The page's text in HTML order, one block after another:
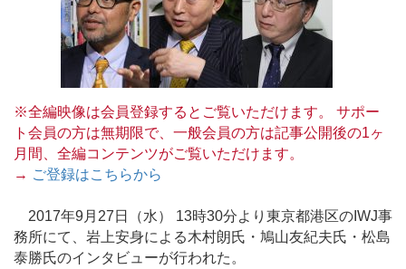
※全編映像は会員登録するとご覧いただけます。 サポー
ト会員の方は無期限で、一般会員の方は記事公開後の1ヶ
月間、全編コンテンツがご覧いただけます。
→ ご登録はこちらから
2017年9月27日（水） 13時30分より東京都港区のIWJ事
務所にて、岩上安身による木村朗氏・鳩山友紀夫氏・松島
泰勝氏のインタビューが行われた。